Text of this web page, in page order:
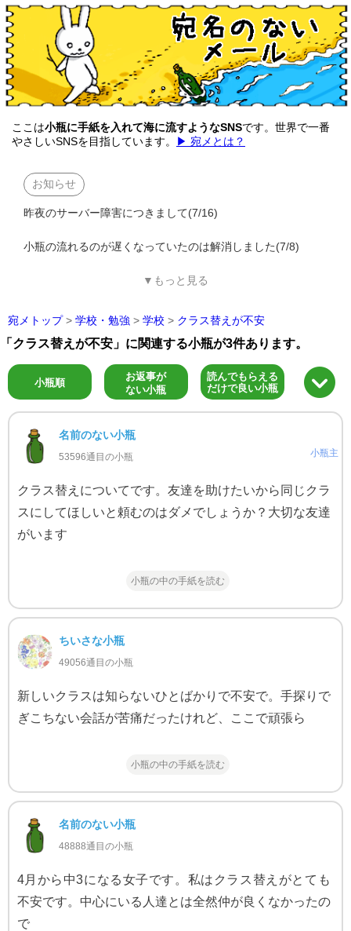
ここは小瓶に手紙を入れて海に流すようなSNSです。世界で一番
やさしいSNSを目指しています。
▶ 宛メとは？
お知らせ
昨夜のサーバー障害につきまして(7/16)
小瓶の流れるのが遅くなっていたのは解消しました(7/8)
▼もっと見る
宛メトップ > 学校・勉強 > 学校 > クラス替えが不安
「クラス替えが不安」に関連する小瓶が3件あります。
小瓶順
お返事が
ない小瓶
読んでもらえる
だけで良い小瓶
名前のない小瓶
53596通目の小瓶 小瓶主
クラス替えについてです。友達を助けたいから同じクラ
スにしてほしいと頼むのはダメでしょうか？大切な友達
がいます
小瓶の中の手紙を読む
ちいさな小瓶
49056通目の小瓶
新しいクラスは知らないひとばかりで不安で。手探りで
ぎこちない会話が苦痛だったけれど、ここで頑張ら
小瓶の中の手紙を読む
名前のない小瓶
48888通目の小瓶
4月から中3になる女子です。私はクラス替えがとても
不安です。中心にいる人達とは全然仲が良くなかったの
で